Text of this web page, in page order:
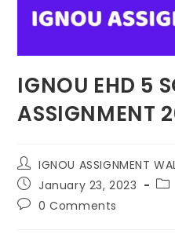
IGNOU EHD 5
ASSIGNMENT
IGNOU ASSIGNMENT
January 23, 2023
0 Comments